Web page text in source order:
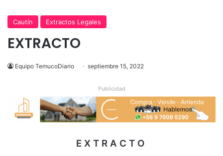
Cautín Extractos Legales
EXTRACTO
Equipo TemucoDiario septiembre 15, 2022
Publicidad
E X T R A C T O